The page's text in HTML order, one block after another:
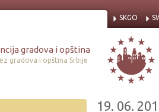
gradova i opština
gradova i opština Srbije
SKGO
19. 06.